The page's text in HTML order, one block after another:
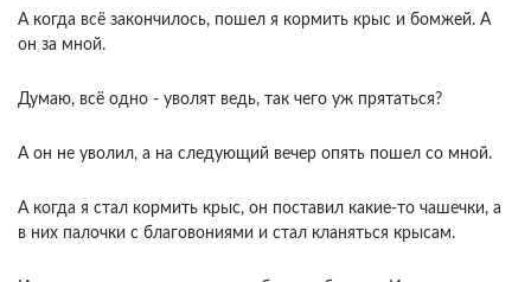
А когда всё закончилось, пошел я кормить крыс и бомжей. А
он за мной.
Думаю, всё одно - уволят ведь, так чего уж прятаться?
А он не уволил, а на следующий вечер опять пошел со мной.
А когда я стал кормить крыс, он поставил какие-то чашечки, а
в них палочки с благовониями и стал кланяться крысам.